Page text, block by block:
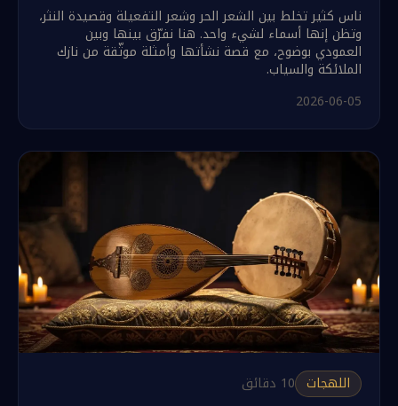
ناس كثير تخلط بين الشعر الحر وشعر التفعيلة وقصيدة النثر،
وتظن إنها أسماء لشيء واحد. هنا نفرّق بينها وبين
العمودي بوضوح، مع قصة نشأتها وأمثلة موثّقة من نازك
الملائكة والسياب.
2026-06-05
اللهجات 10 دقائق